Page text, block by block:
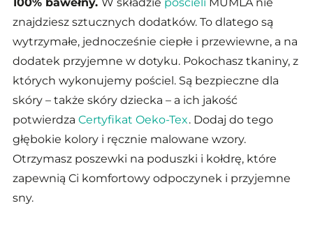
znajdziesz sztucznych dodatków. To dlatego są
wytrzymałe, jednocześnie ciepłe i przewiewne, a na
dodatek przyjemne w dotyku. Pokochasz tkaniny, z
których wykonujemy pościel. Są bezpieczne dla
skóry – także skóry dziecka – a ich jakość
potwierdza Certyfikat Oeko-Tex. Dodaj do tego
głębokie kolory i ręcznie malowane wzory.
Otrzymasz poszewki na poduszki i kołdrę, które
zapewnią Ci komfortowy odpoczynek i przyjemne
sny.